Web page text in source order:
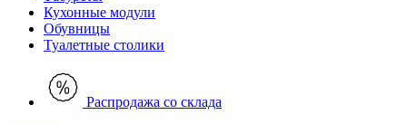
Кухонные модули
Обувницы
Туалетные столики
Распродажа со склада